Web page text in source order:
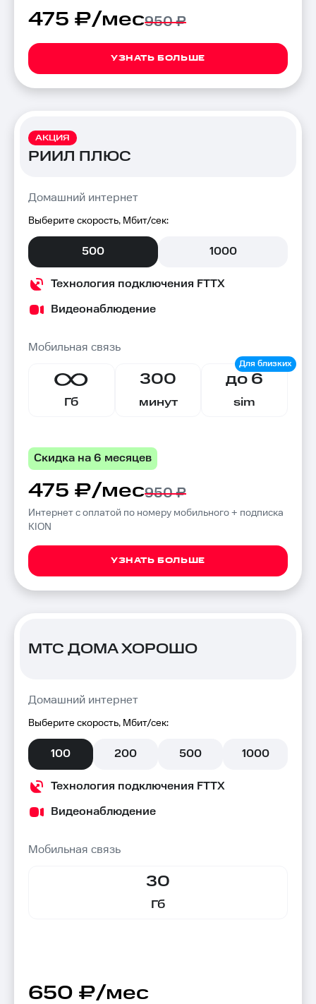
475 ₽/мес950 ₽
УЗНАТЬ БОЛЬШЕ
АКЦИЯ
РИИЛ ПЛЮС
Домашний интернет
Выберите скорость, Мбит/сек:
500 1000
Технология подключения FTTX
Видеонаблюдение
Мобильная связь
Гб
300
минут
до 6
sim
Скидка на 6 месяцев
475 ₽/мес950 ₽
Интернет с оплатой по номеру мобильного + подписка
KION
УЗНАТЬ БОЛЬШЕ
МТС ДОМА ХОРОШО
Домашний интернет
Выберите скорость, Мбит/сек:
100 200 500 1000
Технология подключения FTTX
Видеонаблюдение
Мобильная связь
30
Гб
650 ₽/мес